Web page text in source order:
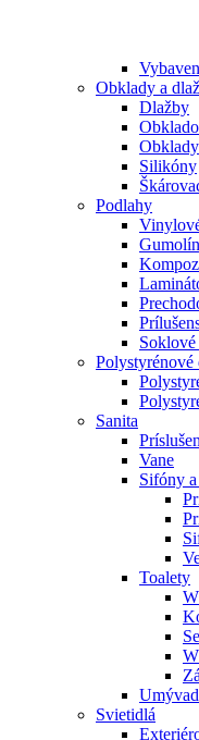
Obklady a
Dlažby
Obklady
Silikóny
Podlahy
Sanita
Vane
Sifóny
Toalety
Svietidlá